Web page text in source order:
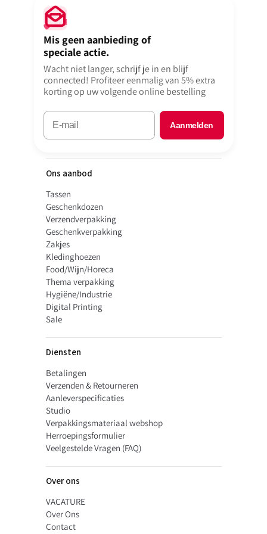
Het dessin D90208 combineert klassieke kerstsymboliek met een
moderne uitstraling. Het stevige gecoate papier geeft uw verpakking
een glanzend en professioneel effect. Dankzij de luxe uitstraling is dit
papier uitermate geschikt voor commerciële toepassingen tijdens de
drukke decembermaand.
Beschikbaar in twee breedtematen
breedte. Daarmee is dit inpakpapier geschikt voor zowel kleine als
grote cadeaus – van sieraden tot kerstpakketten. Alles uit voorraad
Uw eigen ontwerp op kerstpapier?
kunt u ookkerst inpakpapier met eigen bedrukking
snel en eenvoudig geregeld.
Liever een volledig unieke geschenkverpakking of dozen op maat?
Bekijk onze
custom made pagina
Mis geen aanbieding of
speciale actie.
Wacht niet langer, schrijf je in en blijf
connected! Profiteer eenmalig van 5% extra
korting op uw volgende online bestelling
Aanmelden
Ons aanbod
Tassen
Geschenkdozen
Verzendverpakking
Geschenkverpakking
Zakjes
Kledinghoezen
Food/Wijn/Horeca
Thema verpakking
Hygiëne/Industrie
Digital Printing
Sale
Diensten
Betalingen
Verzenden & Retourneren
Aanleverspecificaties
Studio
Verpakkingsmateriaal webshop
Herroepingsformulier
Veelgestelde Vragen (FAQ)
Over ons
VACATURE
Over Ons
Contact